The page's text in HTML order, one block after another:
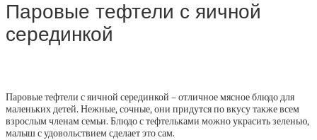
Паровые тефтели с яичной
серединкой
Паровые тефтели с яичной серединкой – отличное мясное блюдо для
маленьких детей. Нежные, сочные, они придутся по вкусу также всем
взрослым членам семьи. Блюдо с тефтельками можно украсить зеленью,
малыш с удовольствием сделает это сам.